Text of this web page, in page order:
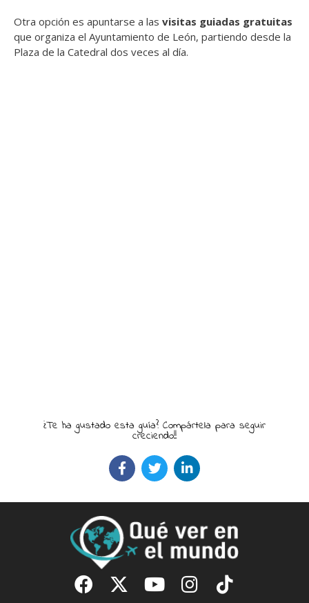
Otra opción es apuntarse a las visitas guiadas gratuitas
que organiza el Ayuntamiento de León, partiendo desde la
Plaza de la Catedral dos veces al día.
¿Te ha gustado esta guía? Compártela para seguir
creciendo!!